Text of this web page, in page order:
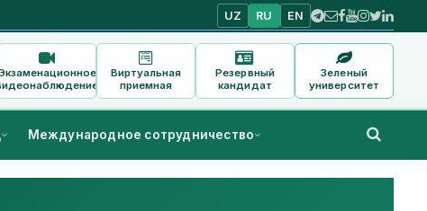
UZ RU EN
Виртуальная
приемная
Резервный
кандидат
Зеленый
университет
Международное сотрудничество